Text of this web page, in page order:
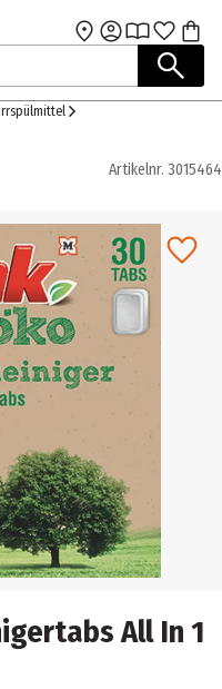
Hauptinhalt
Artikelnr. 3015464
All In 1